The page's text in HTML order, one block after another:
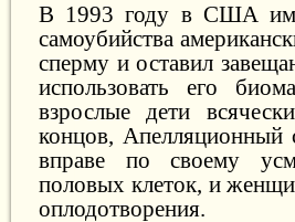
В 1993 году в США
самоубийства
сперму и оставил
использовать его
взрослые дети
концов, Апелляционный
вправе по своему
половых клеток, и
оплодотворения.